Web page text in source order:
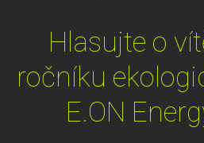
Hlasujte o
ročníku
E.ON